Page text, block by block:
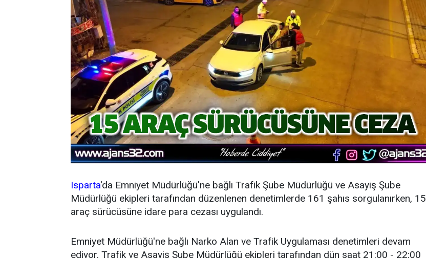
Isparta'da Emniyet Müdürlüğü'ne bağlı Trafik Şube Müdürlüğü ve Asayiş Şube
Müdürlüğü ekipleri tarafından düzenlenen denetimlerde 161 şahıs sorgulanırken, 15
araç sürücüsüne idare para cezası uygulandı.
Emniyet Müdürlüğü'ne bağlı Narko Alan ve Trafik Uygulaması denetimleri devam
ediyor. Trafik ve Asayiş Şube Müdürlüğü ekipleri tarafından dün saat 21:00 - 22:00